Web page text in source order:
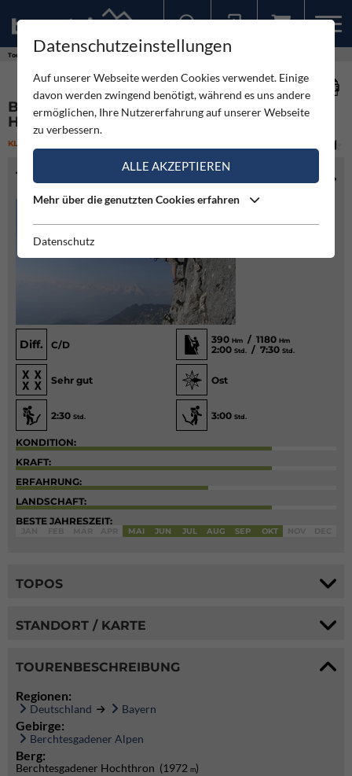
Touren Berchtesgadener Hochthronsteig - Hochthron Klettersteig
BERCHTESGADENER HOCHTHRONSTEIG -
HOCHTHRON KLETTERSTEIG
KLETTERSTEIG
TOURENINFO
Diff. C/D 390 Hm / 1180 Hm
2:00 Std. / 7:30 Std.
Sehr gut Ost
2:30 Std. 3:00 Std.
KONDITION:
KRAFT:
ERFAHRUNG:
LANDSCHAFT:
BESTE JAHRESZEIT:
MAI JUN JUL AUG SEP OKT
TOPOS
STANDORT / KARTE
TOURENBESCHREIBUNG
Regionen:
Deutschland Bayern
Gebirge:
Berchtesgadener Alpen
Berg:
Berchtesgadener Hochthron (1972 m)
Datenschutzeinstellungen
Auf unserer Webseite werden Cookies verwendet. Einige
davon werden zwingend benötigt, während es uns andere
ermöglichen, Ihre Nutzererfahrung auf unserer Webseite
zu verbessern.
ALLE AKZEPTIEREN
Mehr über die genutzten Cookies erfahren
Datenschutz